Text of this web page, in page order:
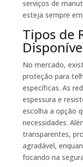
serviços de
esteja sempre
Tipos de
No mercado,
proteção para
específicas. As
espessura e
escolha a opção
necessidades.
transparentes,
agradável,
focando na